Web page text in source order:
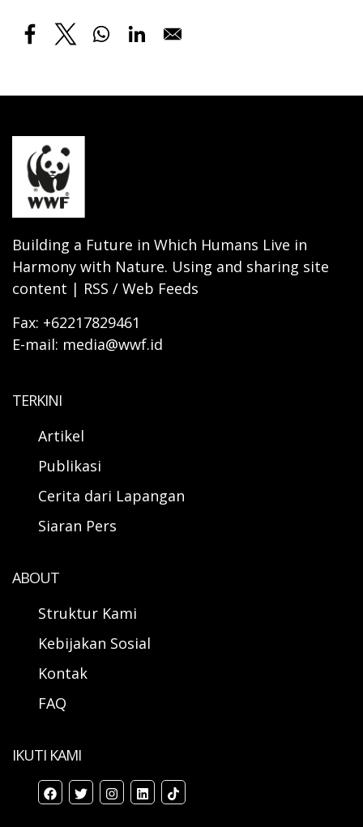
Building a Future in Which Humans Live in
Harmony with Nature. Using and sharing site
content | RSS / Web Feeds
Fax: +62217829461
E-mail: media@wwf.id
TERKINI
Artikel
Publikasi
Cerita dari Lapangan
Siaran Pers
ABOUT
Struktur Kami
Kebijakan Sosial
Kontak
FAQ
IKUTI KAMI